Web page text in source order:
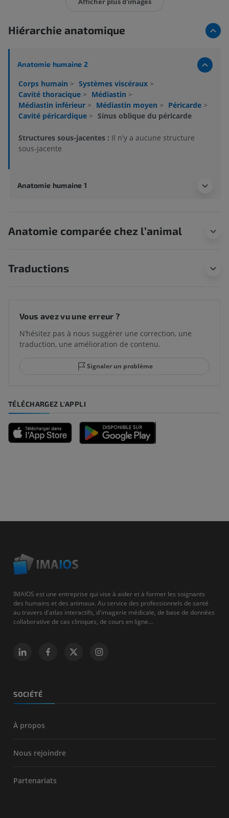
Hiérarchie anatomique
Anatomie humaine 2
Corps humain > Systèmes viscéraux >
Cavité thoracique > Médiastin >
Médiastin inférieur > Médiastin moyen > Péricarde >
Cavité péricardique > Sinus oblique du péricarde
Structures sous-jacentes : Il n'y a aucune structure
sous-jacente
Anatomie humaine 1
Anatomie comparée chez l’animal
Traductions
Vous avez vu une erreur ?
N’hésitez pas à nous suggérer une correction, une
traduction, une amélioration de contenu.
Signaler un problème
TÉLÉCHARGEZ L'APPLI
IMAIOS est une entreprise qui vise à aider et à former les soignants
des humains et des animaux. Au service des professionnels de santé
au travers d'atlas interactifs, d'imagerie médicale, de base de données
collaborative de cas cliniques, de cours en ligne...
SOCIÉTÉ
À propos
Nous rejoindre
Partenariats